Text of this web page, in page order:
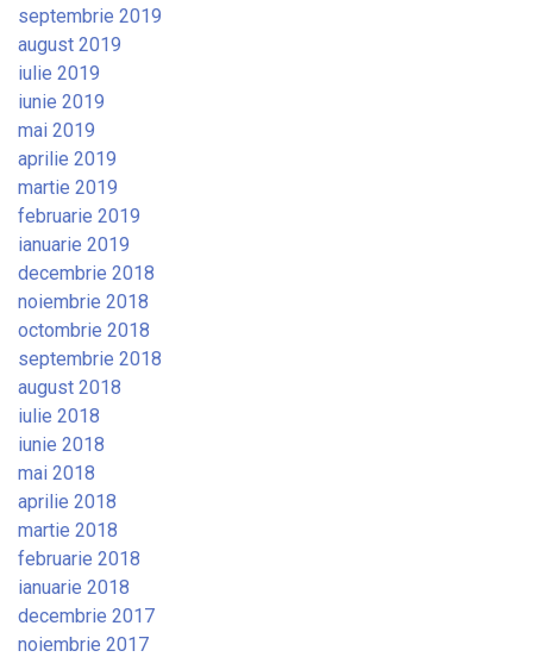
septembrie 2019
august 2019
iulie 2019
iunie 2019
mai 2019
aprilie 2019
martie 2019
februarie 2019
ianuarie 2019
decembrie 2018
noiembrie 2018
octombrie 2018
septembrie 2018
august 2018
iulie 2018
iunie 2018
mai 2018
aprilie 2018
martie 2018
februarie 2018
ianuarie 2018
decembrie 2017
noiembrie 2017